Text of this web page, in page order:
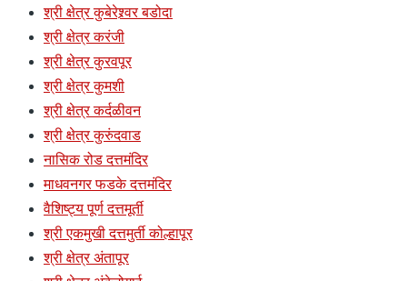
श्री क्षेत्र कुबेरेश्र्वर बडोदा
श्री क्षेत्र करंजी
श्री क्षेत्र कुरवपूर
श्री क्षेत्र कुमशी
श्री क्षेत्र कर्दळीवन
श्री क्षेत्र कुरुंदवाड
नासिक रोड दत्तमंदिर
माधवनगर फडके दत्तमंदिर
वैशिष्ट्य पूर्ण दत्तमूर्ती
श्री एकमुखी दत्तमुर्ती कोल्हापूर
श्री क्षेत्र अंतापूर